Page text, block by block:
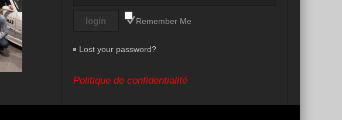
Remember Me
Lost your password?
Politique de confidentialité